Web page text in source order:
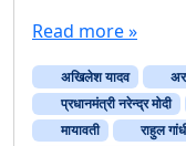
Read more »
अखिलेश यादव
प्रधानमंत्री नरेन्द्र मोदी
मायावती
राहुल